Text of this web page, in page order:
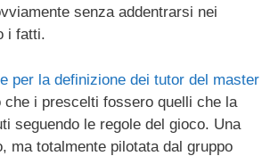
senza addentrarsi nei
i fatti.
per la definizione dei tutor del master
che i prescelti fossero quelli che la
seguendo le regole del gioco. Una
ma totalmente pilotata dal gruppo